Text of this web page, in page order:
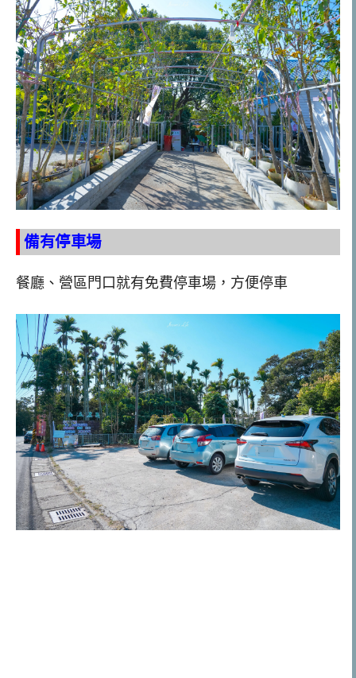
備有停車場
餐廳、營區門口就有免費停車場，方便停車